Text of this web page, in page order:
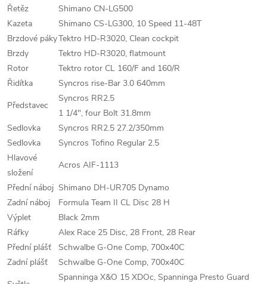
Řetěz
Shimano CN-LG500
Kazeta
Shimano CS-LG300, 10 Speed 11-48T
Brzdové pákyTektro HD-R3020, Clean cockpit
Brzdy
Tektro HD-R3020, flatmount
Rotor
Tektro rotor CL 160/F and 160/R
Řidítka
Syncros rise-Bar 3.0 640mm
Představec
Syncros RR2.5
1 1/4", four Bolt 31.8mm
Sedlovka
Syncros RR2.5 27.2/350mm
Sedlovka
Syncros Tofino Regular 2.5
Hlavové
složení
Acros AIF-1113
Přední náboj Shimano DH-UR705 Dynamo
Zadní náboj
Formula Team II CL Disc 28 H
Výplet
Black 2mm
Ráfky
Alex Race 25 Disc, 28 Front, 28 Rear
Přední plášť
Schwalbe G-One Comp, 700x40C
Zadní plášť
Schwalbe G-One Comp, 700x40C
Spanninga X&O 15 XDOc, Spanninga Presto Guard